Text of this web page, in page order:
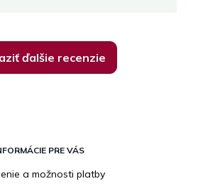
ďalšie recenzie
PRE VÁS
a možnosti platby